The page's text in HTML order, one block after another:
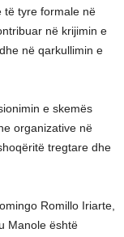
të tyre formale në
në krijimin e
në qarkullimin e
e skemës
organizative në
tregtare dhe
Romillo Iriarte,
Manole është